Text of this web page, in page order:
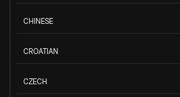
CHINESE
CROATIAN
CZECH